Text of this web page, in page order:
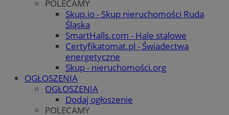
POLECAMY
Skup.io - Skup nieruchomości Ruda
Śląska
SmartHalls.com - Hale stalowe
Certyfikatomat.pl - Świadectwa
energetyczne
Skup - nieruchomości.org
OGŁOSZENIA
OGŁOSZENIA
Dodaj ogłoszenie
POLECAMY